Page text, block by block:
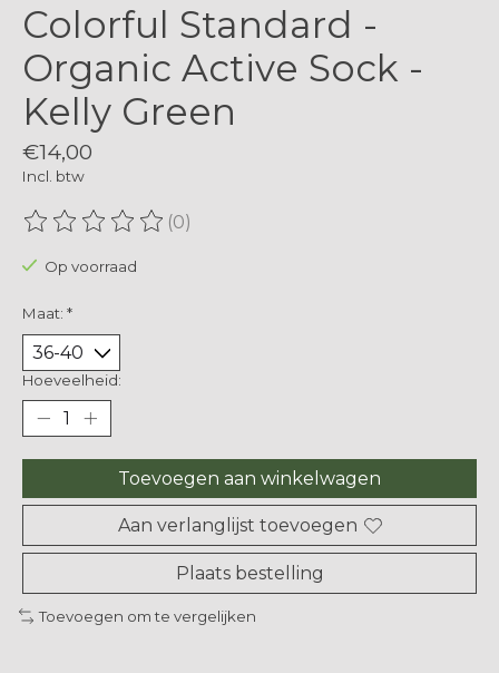
Colorful Standard -
Organic Active Sock -
Kelly Green
€14,00
Incl. btw
De beoordeling van dit product is
(0)
Op voorraad
Maat: *
Hoeveelheid:
Toevoegen aan winkelwagen
Aan verlanglijst toevoegen
Plaats bestelling
Toevoegen om te vergelijken